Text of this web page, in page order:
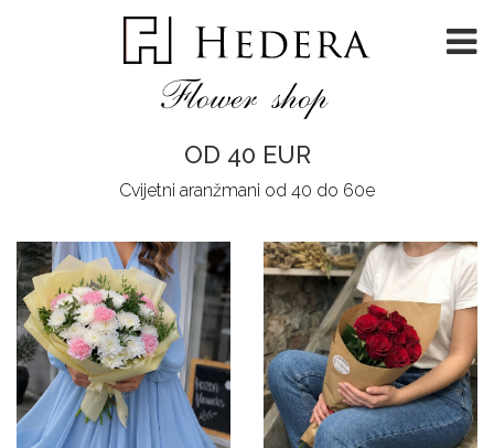
OD 40 EUR
Cvijetni aranžmani od 40 do 60e